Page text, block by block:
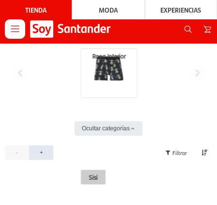
TIENDA MODA EXPERIENCIAS

Ropa Interior
Ocultar categorías
- +
Sisi